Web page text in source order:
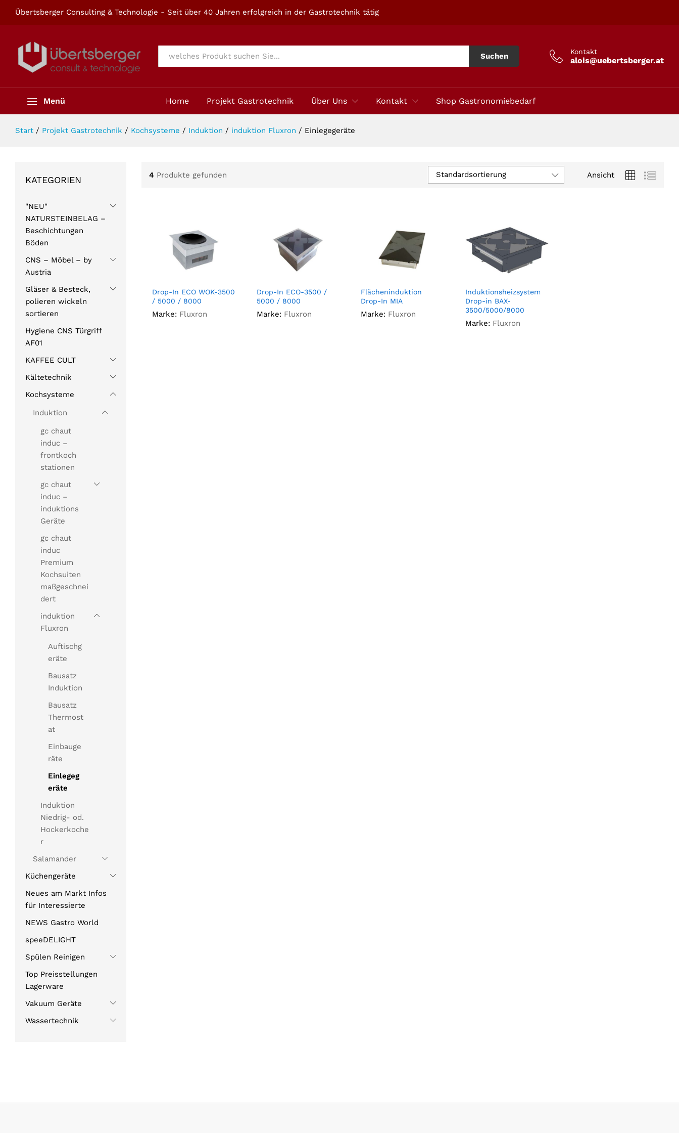
Übertsberger Consulting & Technologie - Seit über 40 Jahren erfolgreich in der Gastrotechnik tätig
Alle Suchen
Kontakt
alois@uebertsberger.at
Menü Home Projekt Gastrotechnik Über Uns Kontakt Shop Gastronomiebedarf
Start / Projekt Gastrotechnik / Kochsysteme / Induktion / induktion Fluxron / Einlegegeräte
4 Produkte gefunden Ansicht
Standardsortierung
Drop-In ECO WOK-3500
/ 5000 / 8000
Marke: Fluxron
Drop-In ECO-3500 /
5000 / 8000
Marke: Fluxron
Flächeninduktion
Drop-In MIA
Marke: Fluxron
Induktionsheizsystem
Drop-in BAX-
3500/5000/8000
Marke: Fluxron
KATEGORIEN
"NEU"
NATURSTEINBELAG –
Beschichtungen
Böden
CNS – Möbel – by
Austria
Gläser & Besteck,
polieren wickeln
sortieren
Hygiene CNS Türgriff
AF01
KAFFEE CULT
Kältetechnik
Kochsysteme
Induktion
gc chaut
induc –
frontkoch
stationen
gc chaut
induc –
induktions
Geräte
gc chaut
induc
Premium
Kochsuiten
maßgeschnei
dert
induktion
Fluxron
Auftischg
eräte
Bausatz
Induktion
Bausatz
Thermost
at
Einbauge
räte
Einlegeg
eräte
Induktion
Niedrig- od.
Hockerkoche
r
Salamander
Küchengeräte
Neues am Markt Infos
für Interessierte
NEWS Gastro World
speeDELIGHT
Spülen Reinigen
Top Preisstellungen
Lagerware
Vakuum Geräte
Wassertechnik